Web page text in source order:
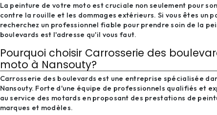
La peinture de votre moto est cruciale non seulement pour
contre la rouille et les dommages extérieurs. Si vous êtes un
recherchez un professionnel fiable pour prendre soin de la
boulevards est l'adresse qu'il vous faut.
Pourquoi choisir Carrosserie des
moto à Nansouty?
Carrosserie des boulevards est une entreprise spécialisée
Nansouty. Forte d'une équipe de professionnels qualifiés et
au service des motards en proposant des prestations de
marques et modèles.